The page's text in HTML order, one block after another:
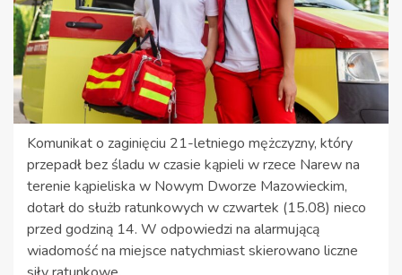
Komunikat o zaginięciu 21-letniego mężczyzny, który
przepadł bez śladu w czasie kąpieli w rzece Narew na
terenie kąpieliska w Nowym Dworze Mazowieckim,
dotarł do służb ratunkowych w czwartek (15.08) nieco
przed godziną 14. W odpowiedzi na alarmującą
wiadomość na miejsce natychmiast skierowano liczne